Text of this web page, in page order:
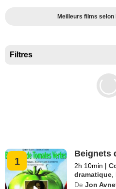
Meilleurs films selon
Filtres
1
Beignets
2h 10min |
dramatique
De Jon